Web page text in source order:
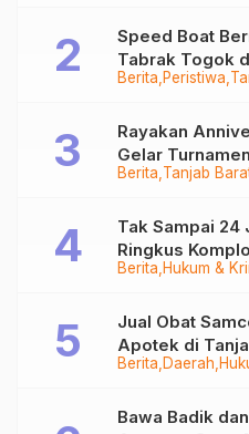
Berita Peristiwa
Speed Boat
Tabrak Togok
Sempat Hilang
Berita Tanjab
Rayakan
Gelar
Juta
Berita Hukum &
Tak Sampai 24
Ringkus
Tungkal
Berita Daerah
Jual Obat
Apotek di
Bawa Badik